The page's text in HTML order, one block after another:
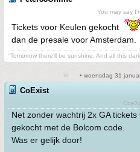
You may say
Tickets voor Keulen gekocht
dan de presale voor Amsterdam.
“Tomorrow there’ll be sunshine, And all this
• woensdag 31
CoExist
Net zonder wachtrij 2x GA
gekocht met de Bolcom code.
Was er gelijk door!